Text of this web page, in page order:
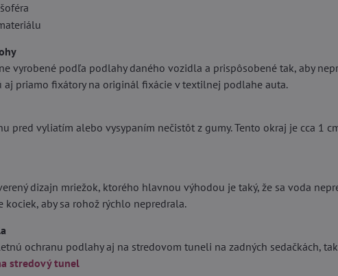
vyrobené podľa podlahy daného vozidla a prispôsobené tak, aby
aj priamo fixátory na originál fixácie v textilnej podlahe auta.
pred vyliatím alebo vysypaním nečistôt z gumy. Tento okraj je cca 1
dizajn mriežok, ktorého hlavnou výhodou je taký, že sa voda
aby sa rohož rýchlo nepredrala.
ochranu podlahy aj na stredovom tuneli na zadných sedačkách,
stredový tunel